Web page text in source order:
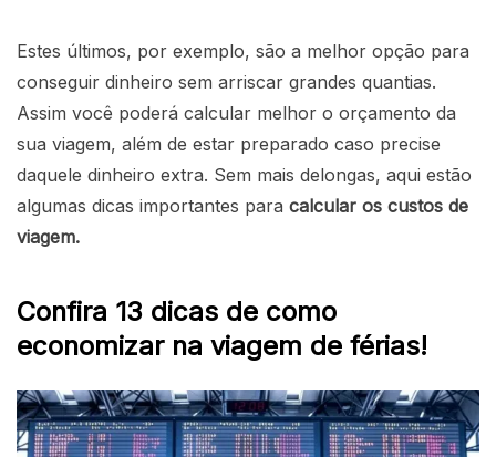
Estes últimos, por exemplo, são a melhor opção para
conseguir dinheiro sem arriscar grandes quantias.
Assim você poderá calcular melhor o orçamento da
sua viagem, além de estar preparado caso precise
daquele dinheiro extra. Sem mais delongas, aqui estão
algumas dicas importantes para calcular os custos de
viagem.
Confira 13 dicas de como
economizar na viagem de férias!